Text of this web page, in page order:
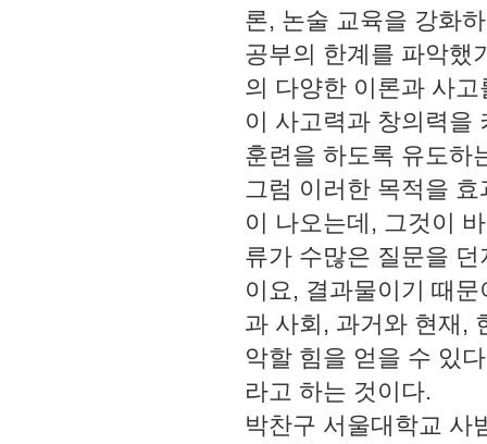
론, 논술 교육을 강화
공부의 한계를 파악했
의 다양한 이론과 사
이 사고력과 창의력을
훈련을 하도록 유도하
그럼 이러한 목적을
이 나오는데, 그것이
류가 수많은 질문을
이요, 결과물이기 때
과 사회, 과거와 현재,
악할 힘을 얻을 수 있
라고 하는 것이다.
박찬구 서울대학교 사